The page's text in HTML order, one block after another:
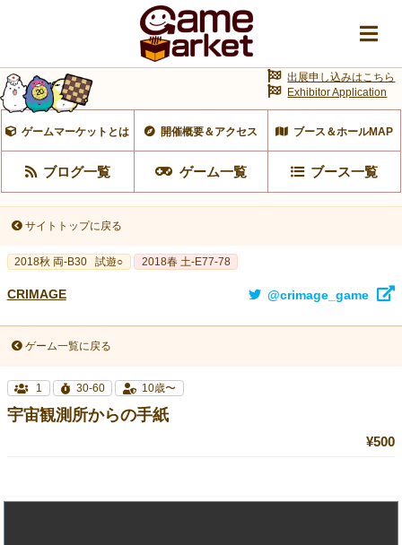
ゲームマーケットとは 開催概要＆アクセス ブース＆ホールMAP
ブログ一覧 ゲーム一覧 ブース一覧
出展申し込みはこちら
Exhibitor Application
サイトトップに戻る
2018秋 両-B30 試遊○ 2018春 土-E77-78
CRIMAGE @crimage_game
ゲーム一覧に戻る
1 30-60 10歳〜
宇宙観測所からの手紙
¥500